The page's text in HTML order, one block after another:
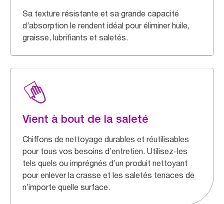
Sa texture résistante et sa grande capacité
d’absorption le rendent idéal pour éliminer huile,
graisse, lubrifiants et saletés.
Vient à bout de la saleté
Chiffons de nettoyage durables et réutilisables
pour tous vos besoins d’entretien. Utilisez-les
tels quels ou imprégnés d’un produit nettoyant
pour enlever la crasse et les saletés tenaces de
n’importe quelle surface.